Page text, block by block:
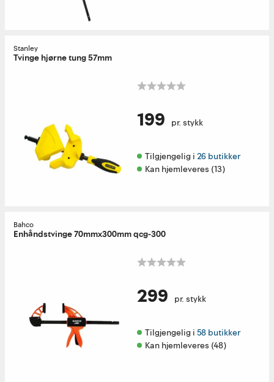
Stanley
Tvinge hjørne tung 57mm
199 pr. stykk
Tilgjengelig i 26 butikker
Kan hjemleveres (13)
Bahco
Enhåndstvinge 70mmx300mm qcg-300
299 pr. stykk
Tilgjengelig i 58 butikker
Kan hjemleveres (48)